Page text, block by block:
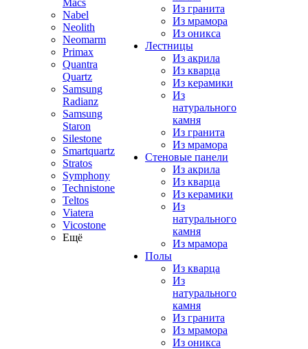
Macs
Nabel
Neolith
Neomarm
Primax
Quantra
Quartz
Samsung
Radianz
Samsung
Staron
Silestone
Smartquartz
Stratos
Symphony
Technistone
Teltos
Viatera
Vicostone
Ещё
Из гранита
Из мрамора
Из оникса
Лестницы
Из акрила
Из кварца
Из керамики
Из
натурального
камня
Из гранита
Из мрамора
Стеновые панели
Из акрила
Из кварца
Из керамики
Из
натурального
камня
Из мрамора
Полы
Из кварца
Из
натурального
камня
Из гранита
Из мрамора
Из оникса